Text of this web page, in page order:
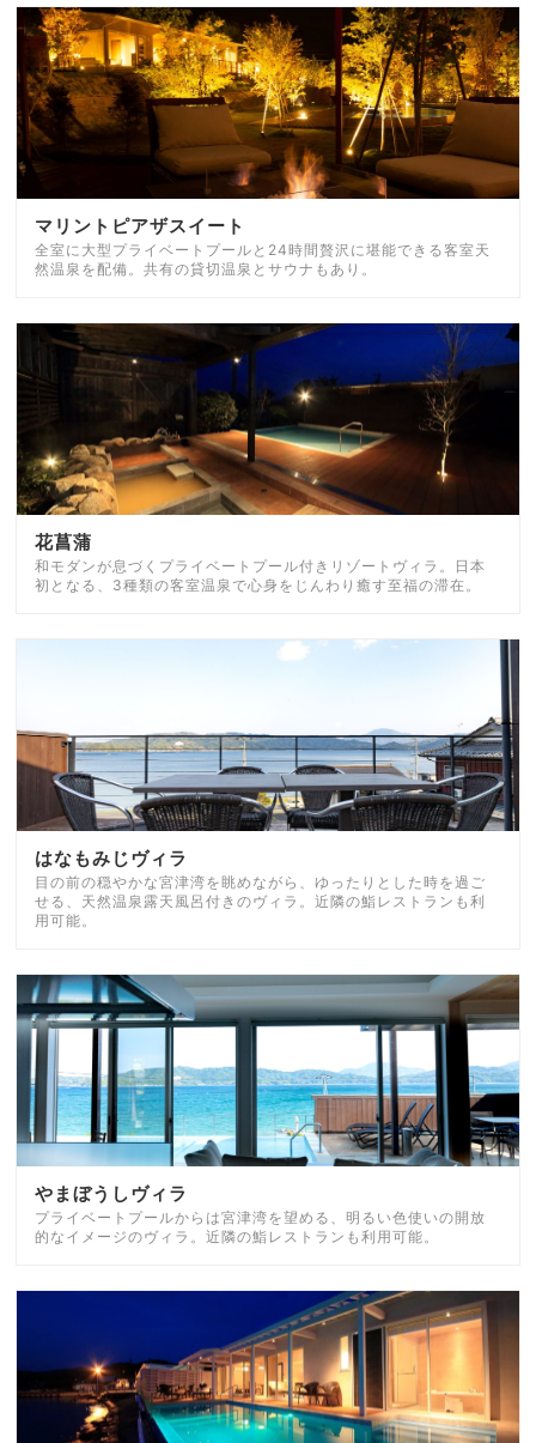
マリントピアザスイート
全室に大型プライベートプールと24時間贅沢に堪能できる客室天
然温泉を配備。共有の貸切温泉とサウナもあり。
花菖蒲
和モダンが息づくプライベートプール付きリゾートヴィラ。日本
初となる、3種類の客室温泉で心身をじんわり癒す至福の滞在。
はなもみじヴィラ
目の前の穏やかな宮津湾を眺めながら、ゆったりとした時を過ご
せる、天然温泉露天風呂付きのヴィラ。近隣の鮨レストランも利
用可能。
やまぼうしヴィラ
プライベートプールからは宮津湾を望める、明るい色使いの開放
的なイメージのヴィラ。近隣の鮨レストランも利用可能。